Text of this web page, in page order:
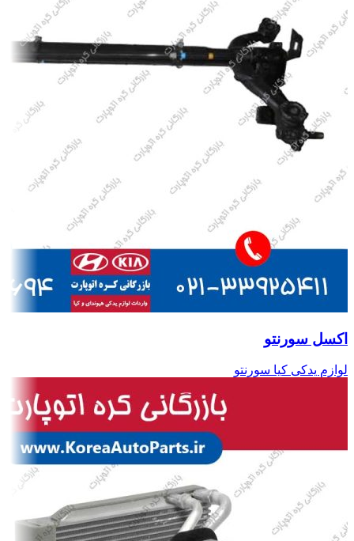
اکسل سورنتو
لوازم یدکی کیا سورنتو